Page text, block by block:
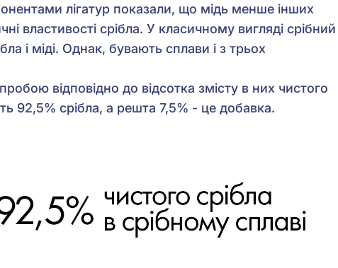
лігатур показали, що мідь менше інших
властивості срібла. У класичному вигляді срібний
і міді. Однак, бувають сплави і з трьох
відповідно до відсотка змісту в них чистого
92,5% срібла, а решта 7,5% - це добавка.